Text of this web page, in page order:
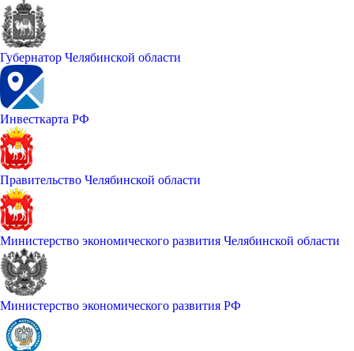
Губернатор Челябинской области
Инвесткарта РФ
Правительство Челябинской области
Министерство экономического развития Челябинской области
Министерство экономического развития РФ